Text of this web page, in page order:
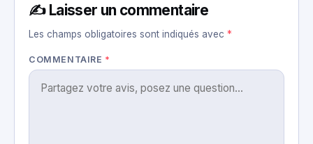
✍️ Laisser un commentaire
Les champs obligatoires sont indiqués avec *
COMMENTAIRE *